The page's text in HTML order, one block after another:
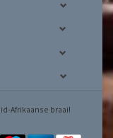
Afrikaanse braai!